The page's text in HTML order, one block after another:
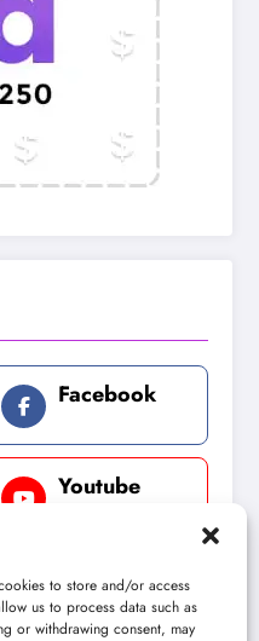
to store and/or access
us to process data such as
or withdrawing consent, may
Facebook
Youtube